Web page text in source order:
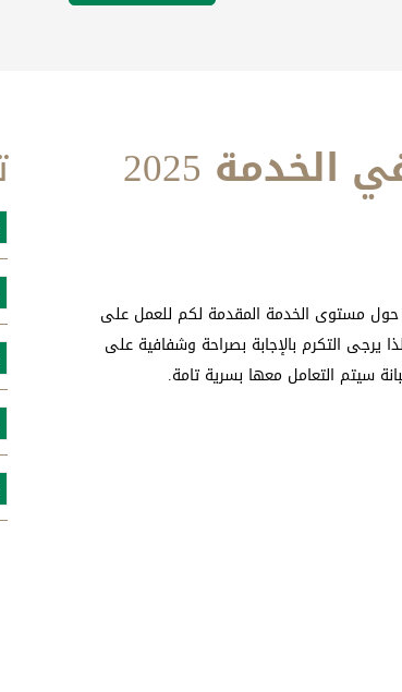
2025
حول مستوى الخدمة المقدمة لكم للعمل على
وتطويرها بما يحقق احتياجاتكم وتوقعاتكم لعام 2025. لذا يرجى التكرم بالإجابة بصراحة وشفافية على
سيتم التعامل معها بسرية تامة.